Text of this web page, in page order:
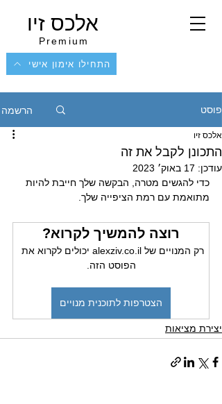
אלכס זיו
Premium
התחילו אימון אישי
פוסט הרשמה
התכונן לקבל את זה
אלכס זיו
עודכן: 17 באוק׳ 2023
כדי להגשים מטרה, הבקשה שלך חייבת להיות
מתואמת עם רמת הציפייה שלך.
רוצה להמשיך לקרוא?
רק המנויים של alexziv.co.il יכולים לקרוא את
הפוסט הזה.
הצטרפות לתוכנית מנויים
יצירת מציאות